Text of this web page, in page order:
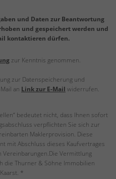
und Daten zur Beantwortung
und gespeichert werden und
kontaktieren dürfen.
zur Kenntnis genommen.
zur Datenspeicherung und
an Link zur E-Mail widerrufen.
bedeutet nicht, dass Ihnen sofort
verpflichten Sie sich zur
Maklerprovision. Diese
mit Abschluss dieses Kaufvertrages
Vereinbarungen.Die Vermittlung
die Thurner & Söhne Immobilien
*